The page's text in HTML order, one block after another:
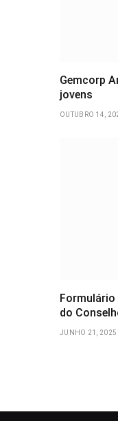
Gemcorp
jovens
OUTUBRO 14,
do
JUNHO 21, 2025